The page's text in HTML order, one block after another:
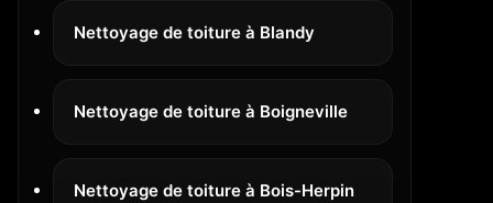
Nettoyage de toiture à Blandy
Nettoyage de toiture à Boigneville
Nettoyage de toiture à Bois-Herpin